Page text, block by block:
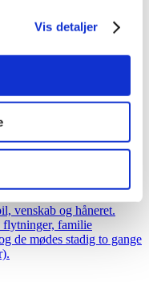
Vis detaljer
grin, quizzer
venskab og håneret.
flytninger, familie
de mødes stadig to gange